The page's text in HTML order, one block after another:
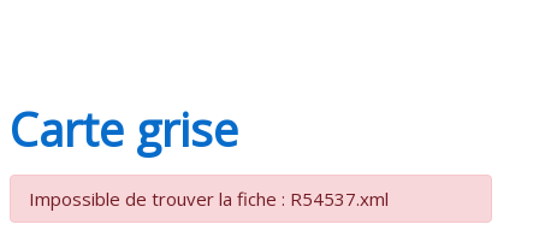
Carte grise
Impossible de trouver la fiche : R54537.xml